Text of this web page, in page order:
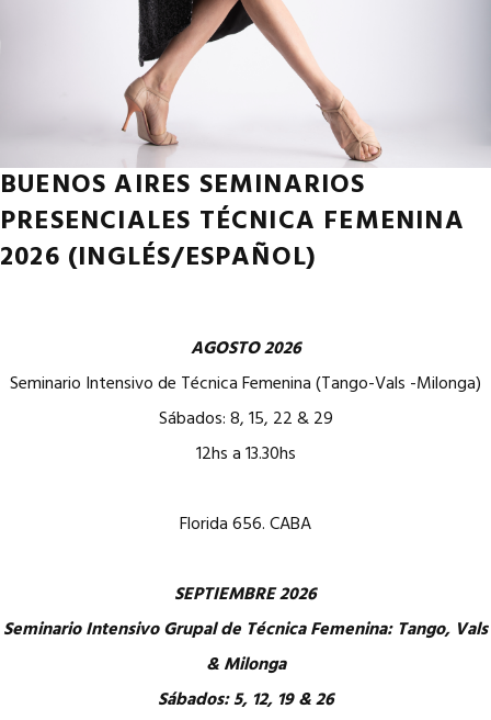
BUENOS AIRES SEMINARIOS
PRESENCIALES TÉCNICA FEMENINA
2026 (INGLÉS/ESPAÑOL)
AGOSTO 2026
Seminario Intensivo de Técnica Femenina (Tango-Vals -Milonga)
Sábados: 8, 15, 22 & 29
12hs a 13.30hs
Florida 656. CABA
SEPTIEMBRE 2026
Seminario Intensivo Grupal de Técnica Femenina: Tango, Vals
& Milonga
Sábados: 5, 12, 19 & 26